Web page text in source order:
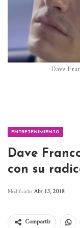
Dave
ENTRETENIMIENTO
Dave
con su
Modificado Abr 13, 2018
Compartir